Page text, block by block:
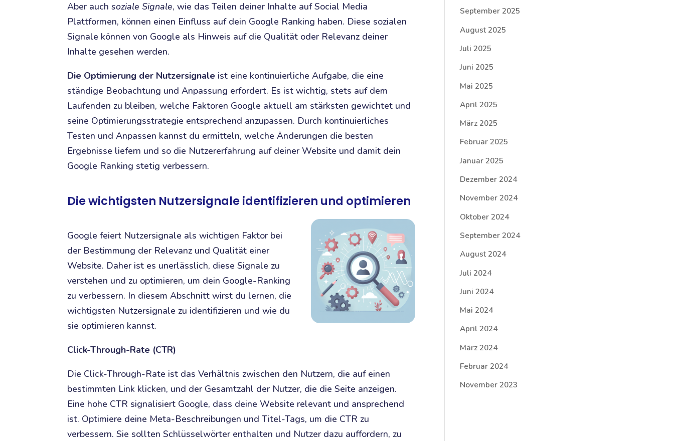
Aber auchsoziale Signale, wie das Teilen deiner Inhalte auf Social Media
Plattformen, können einen Einfluss auf dein Google Ranking haben. Diese sozialen
Signale können von Google als Hinweis auf die Qualität oder Relevanz deiner
Inhalte gesehen werden.
Die Optimierung der Nutzersignale ist eine kontinuierliche Aufgabe, die eine
ständige Beobachtung und Anpassung erfordert. Es ist wichtig, stets auf dem
Laufenden zu bleiben, welche Faktoren Google aktuell am stärksten gewichtet und
seine Optimierungsstrategie entsprechend anzupassen. Durch kontinuierliches
Testen und Anpassen kannst du ermitteln, welche Änderungen die besten
Ergebnisse liefern und so die Nutzererfahrung auf deiner Website und damit dein
Google Ranking stetig verbessern.
Die wichtigsten Nutzersignale identifizieren und optimieren
Google feiert Nutzersignale als wichtigen Faktor bei
der Bestimmung der Relevanz und Qualität einer
Website. Daher ist es unerlässlich, diese Signale zu
verstehen und zu optimieren, um dein Google-Ranking
zu verbessern. In diesem Abschnitt wirst du lernen, die
wichtigsten Nutzersignale zu identifizieren und wie du
sie optimieren kannst.
Click-Through-Rate (CTR)
Die Click-Through-Rate ist das Verhältnis zwischen den Nutzern, die auf einen
bestimmten Link klicken, und der Gesamtzahl der Nutzer, die die Seite anzeigen.
Eine hohe CTR signalisiert Google, dass deine Website relevant und ansprechend
ist. Optimiere deine Meta-Beschreibungen und Titel-Tags, um die CTR zu
verbessern. Sie sollten Schlüsselwörter enthalten und Nutzer dazu auffordern, zu
September 2025
August 2025
Juli 2025
Juni 2025
Mai 2025
April 2025
März 2025
Februar 2025
Januar 2025
Dezember 2024
November 2024
Oktober 2024
September 2024
August 2024
Juli 2024
Juni 2024
Mai 2024
April 2024
März 2024
Februar 2024
November 2023